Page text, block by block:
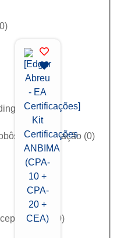
0)
0)
/ Programação (0)
(SMC) 0)